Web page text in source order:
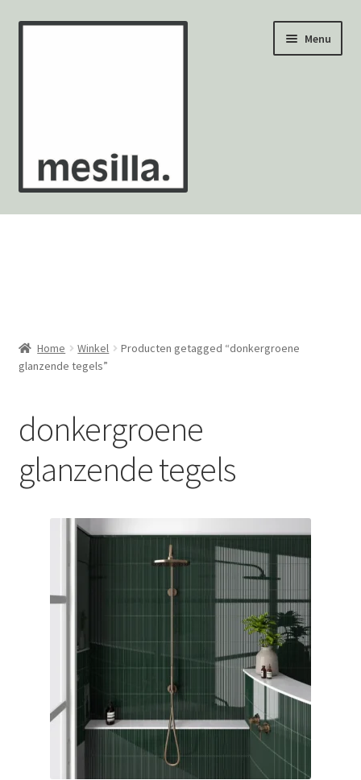
Ga
Ga
Menu
Wandtegels
Mozaïekvellen
Contact
Home Winkel
Producten getagged “donkergroene
glanzende tegels”
donkergroene
glanzende tegels